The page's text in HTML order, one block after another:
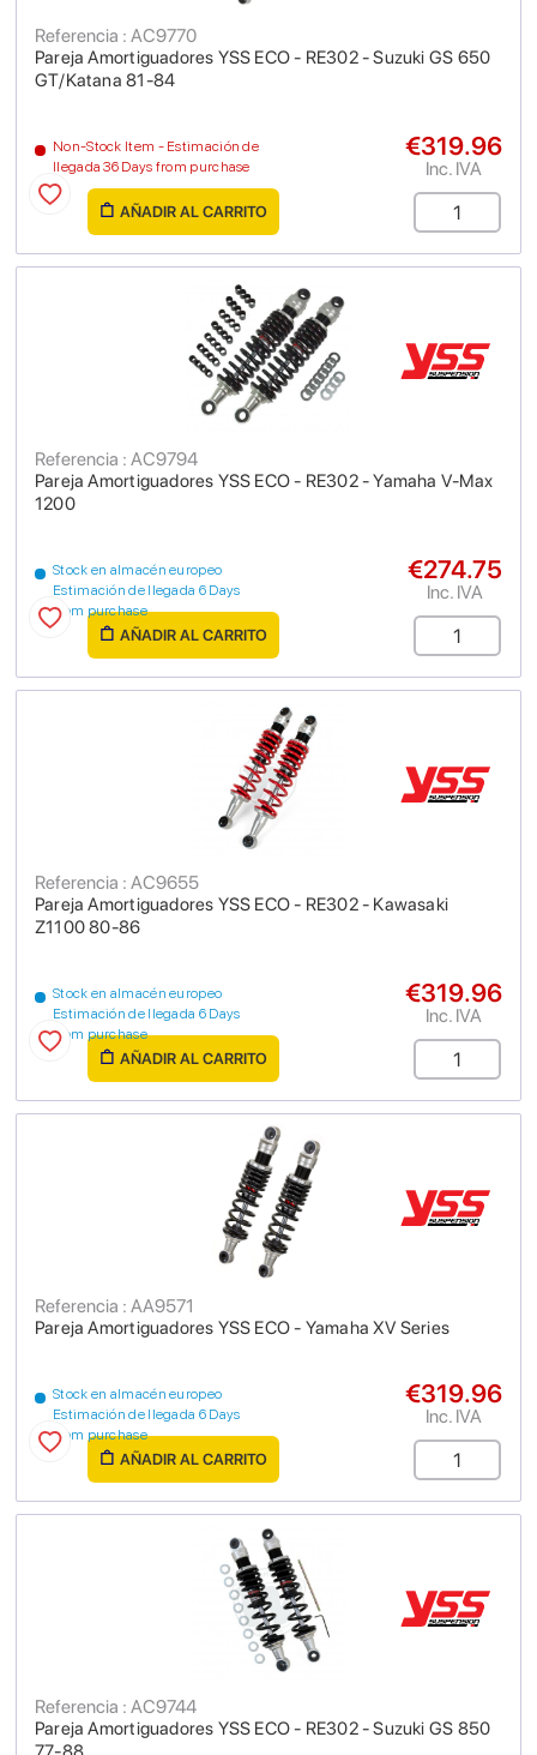
Pareja Amortiguadores YSS ECO - RE302 - Suzuki GS 650
GT/Katana 81-84
Referencia : AC9770
Non-Stock Item - Estimación de
llegada 36 Days from purchase
€319.96
Inc. IVA
AÑADIR AL CARRITO
Pareja Amortiguadores YSS ECO - RE302 - Yamaha V-Max
1200
Referencia : AC9794
Stock en almacén europeo
Estimación de llegada 6 Days
from purchase
€274.75
Inc. IVA
AÑADIR AL CARRITO
Pareja Amortiguadores YSS ECO - RE302 - Kawasaki
Z1100 80-86
Referencia : AC9655
Stock en almacén europeo
Estimación de llegada 6 Days
from purchase
€319.96
Inc. IVA
AÑADIR AL CARRITO
Pareja Amortiguadores YSS ECO - Yamaha XV Series
Referencia : AA9571
Stock en almacén europeo
Estimación de llegada 6 Days
from purchase
€319.96
Inc. IVA
AÑADIR AL CARRITO
Pareja Amortiguadores YSS ECO - RE302 - Suzuki GS 850
Referencia : AC9744